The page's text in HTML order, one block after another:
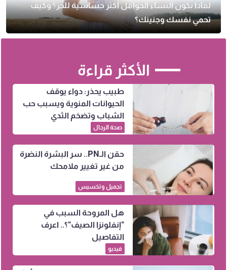
لماذا تكون النساء الحوامل أكثر حساسية للحر؟ وكيف
تحمي نفسك وجنينك؟
الأكثر قراءة
طبيب يحذر: دواء يوقف
الحيوانات المنوية ويسبب حب
الشباب وتضخم الثدي
صحة الرجال
حقن الـPN.. سر البشرة النضرة
من غير تغيير ملامحك
تجميل وتخسيس
هل المروحة السبب في
"إنفلونزا الصيف"؟.. اعرف
التفاصيل
فيديو